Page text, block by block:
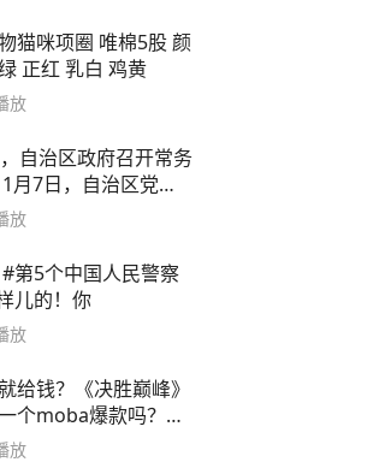
项圈 唯棉5股 颜
色：军绿 正红 乳白 鸡黄
放
自治区政府召开常务
月7日，自治区党委
放
#第5个中国人民警察
样儿的！你
放
给钱？《决胜巅峰》
个moba爆款吗？#
放